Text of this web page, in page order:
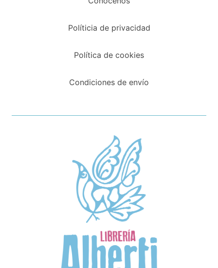
Políticia de privacidad
Política de cookies
Condiciones de envío